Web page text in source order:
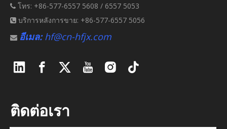
 โทร: +86-577-6557 5608 / 6557 5053
 บริการหลังการขาย: +86-577-6557 5056
 อีเมล:hf@cn-hfjx.com
ติดต่อเรา